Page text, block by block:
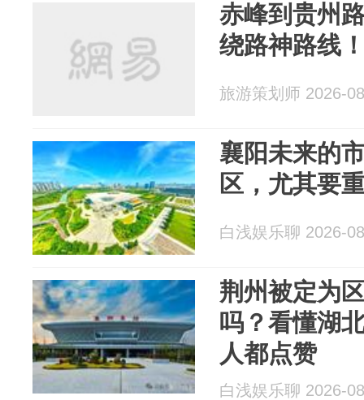
赤峰到贵州
绕路神路线
旅游策划师 2026-
襄阳未来的
区，尤其要
白浅娱乐聊 2026-
荆州被定为
吗？看懂湖
人都点赞
白浅娱乐聊 2026-